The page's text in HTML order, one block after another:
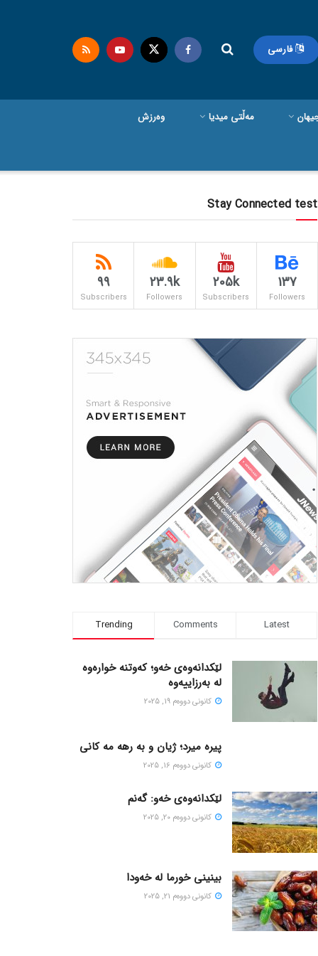
فارسی
مەڵتی میدیا وەرزش
Stay Connected test
137
Followers
205k
Subscribers
23.9k
Followers
99
Subscribers
Trending Comments Latest
لێکدانەوەی خەو؛ کەوتنە خوارەوە
لە بەرزاییەوە
كانونی دووه‌م 19, 2025
پیره میرد؛ ژیان و به رهه مه کانی
كانونی دووه‌م 16, 2025
لێکدانەوەی خەو: گەنم
كانونی دووه‌م 20, 2025
بینینی خورما لە خەودا
كانونی دووه‌م 21, 2025